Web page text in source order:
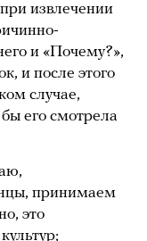
извлечении
и «Почему?»,
и после этого
случае,
его смотрела
принимаем
это